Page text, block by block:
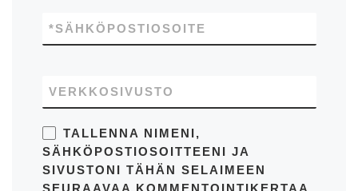
SÄHKÖPOSTIOSOITE
*
VERKKOSIVUSTO
TALLENNA NIMENI,
SÄHKÖPOSTIOSOITTEENI JA
SIVUSTONI TÄHÄN SELAIMEEN
SEURAAVAA KOMMENTOINTIKERTAA